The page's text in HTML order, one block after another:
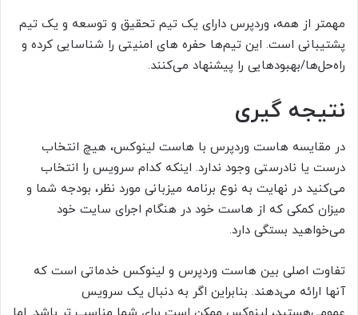
مهمتر از همه، وردپرس دارای یک تیم تحقیق و توسعه و یک تیم
پشتیبانی است. این تیم‌ها حفره های امنیتی را شناسایی کرده و
راه‌حل‌ها/بهبودهایی را پیشنهاد می‌کنند.
نتیجه گیری
در مقایسه هاست وردپرس با هاست لینوکس، هیچ انتخاب
درست یا نادرستی وجود ندارد. اینکه کدام سرویس را انتخاب
می‌کنید در نهایت به نوع برنامه میزبانی مورد نظر، بودجه شما و
میزان کمکی که از هاست خود در هنگام اجرای سایت خود
می‌خواهید بستگی دارد.
تفاوت اصلی بین هاست وردپرس و لینوکس خدماتی است که
آنها ارائه می‌دهند. بنابراین اگر به دنبال یک سرویس